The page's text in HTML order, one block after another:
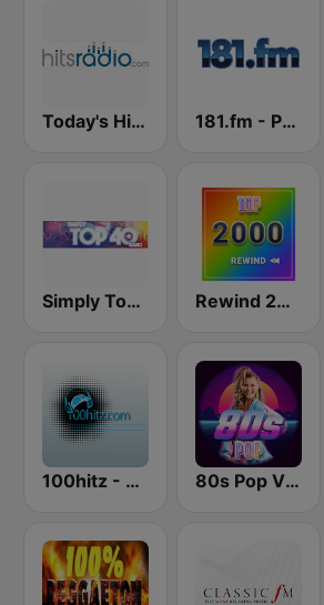
Today's Hits Radio 181.fm - Power 181 (Top 40)
Simply Top 40 Radio Rewind 2000's
100hitz - Top 40 80s Pop Vibes